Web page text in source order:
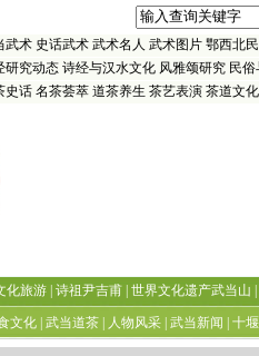
武术 史话武术 武术名人 武术图片 鄂西北
研究动态 诗经与汉水文化 风雅颂研究 民
史话 名茶荟萃 道茶养生 茶艺表演 茶道文化
化旅游 诗祖尹吉甫 世界文化遗产武当山
文化 武当道茶 人物风采 武当新闻 十